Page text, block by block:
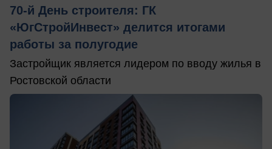
70-й День строителя: ГК
«ЮгСтройИнвест» делится итогами
работы за полугодие
Застройщик является лидером по вводу жилья в
Ростовской области